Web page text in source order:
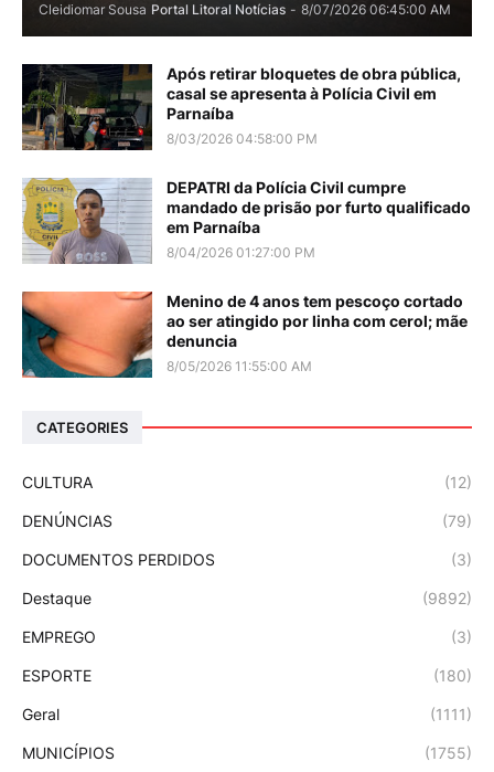
Cleidiomar Sousa Portal Litoral Notícias - 8/07/2026 06:45:00 AM
Após retirar bloquetes de obra pública,
casal se apresenta à Polícia Civil em
Parnaíba
8/03/2026 04:58:00 PM
DEPATRI da Polícia Civil cumpre
mandado de prisão por furto qualificado
em Parnaíba
8/04/2026 01:27:00 PM
Menino de 4 anos tem pescoço cortado
ao ser atingido por linha com cerol; mãe
denuncia
8/05/2026 11:55:00 AM
CATEGORIES
CULTURA (12)
DENÚNCIAS (79)
DOCUMENTOS PERDIDOS (3)
Destaque (9892)
EMPREGO (3)
ESPORTE (180)
Geral (1111)
MUNICÍPIOS (1755)